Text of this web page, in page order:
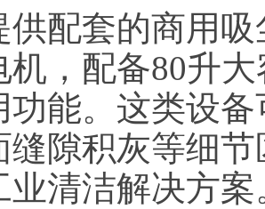
供配套的商用
机，配备80升
功能。这类设
缝隙积灰等细
业清洁解决方案